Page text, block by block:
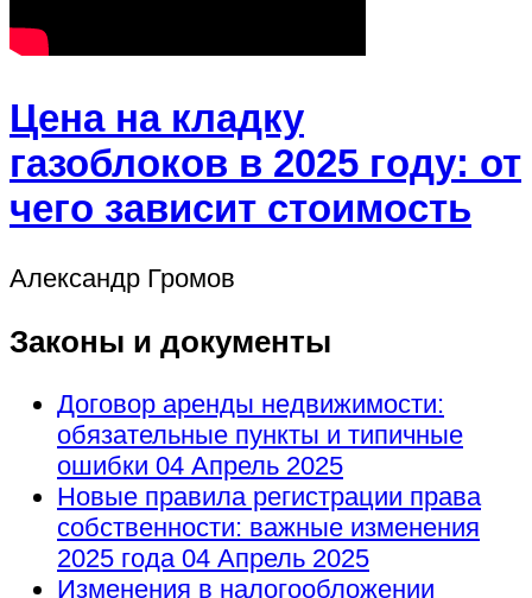
Цена на кладку
газоблоков в 2025 году: от
чего зависит стоимость
Александр Громов
Законы и документы
Договор аренды недвижимости:
обязательные пункты и типичные
ошибки 04 Апрель 2025
Новые правила регистрации права
собственности: важные изменения
2025 года 04 Апрель 2025
Изменения в налогообложении